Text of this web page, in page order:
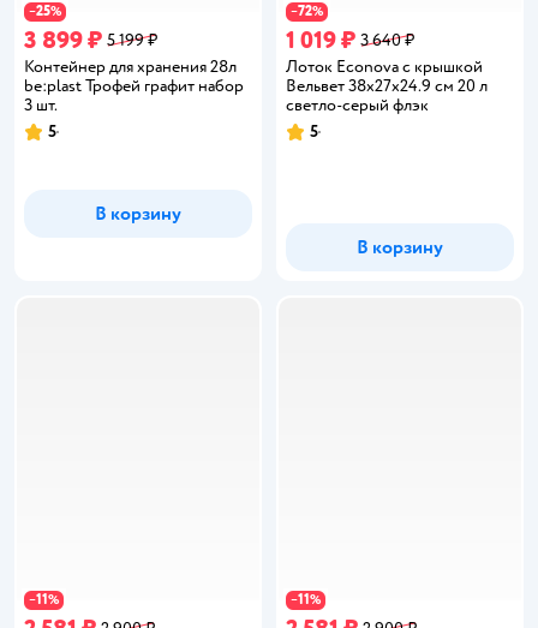
−25%
3 899 ₽ 5 199 ₽
Контейнер для хранения 28л
be:plast Трофей графит набор
3 шт.
Рейтинг:
5
В корзину
−72%
1 019 ₽ 3 640 ₽
Лоток Econova с крышкой
Вельвет 38х27х24.9 см 20 л
светло-серый флэк
Рейтинг:
5
В корзину
−11% −11%